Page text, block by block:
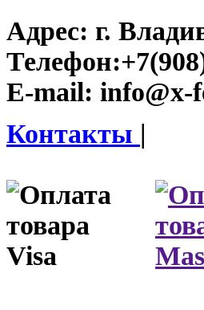
Адрес: г.
Телефон:
E-mail: info@x-
Контакты |